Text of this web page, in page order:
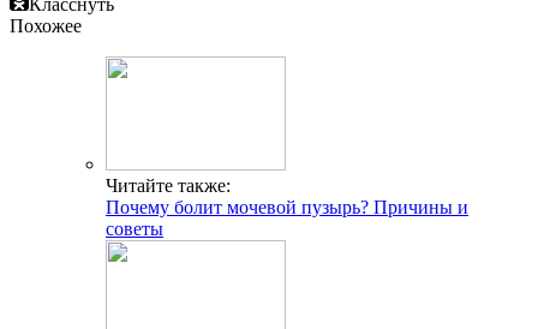
Класснуть
Похожее
Читайте также:
Почему болит мочевой пузырь? Причины и
советы